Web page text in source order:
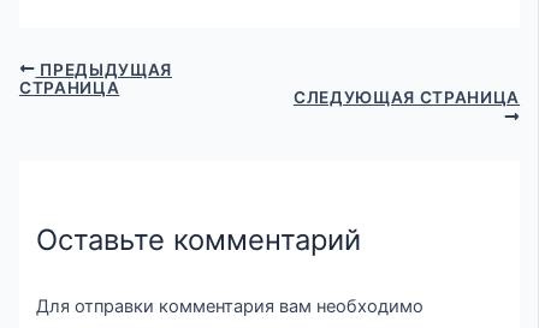
ПРЕДЫДУЩАЯ
СТРАНИЦА
СЛЕДУЮЩАЯ СТРАНИЦА
Оставьте комментарий
Для отправки комментария вам необходимо